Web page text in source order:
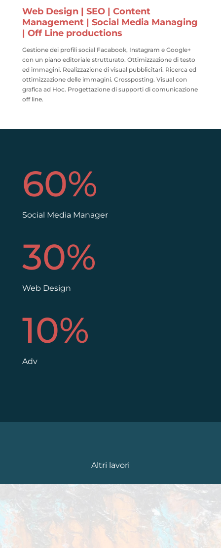
Web Design | SEO | Content
Management | Social Media Managing
| Off Line productions
Gestione dei profili social Facabook, Instagram e Google+
con un piano editoriale strutturato. Ottimizzazione di testo
ed immagini. Realizzazione di visual pubblicitari. Ricerca ed
ottimizzazione delle immagini. Crossposting. Visual con
grafica ad Hoc. Progettazione di supporti di comunicazione
off line.
60%
Social Media Manager
30%
Web Design
10%
Adv
Altri lavori